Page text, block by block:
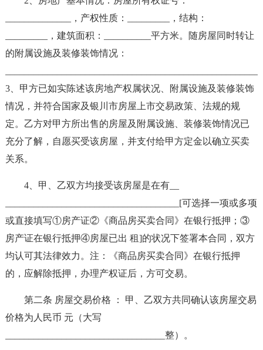
______________，产权性质：_________，结构：
_________，建筑面积：__________平方米。随房屋同时转让
的附属设施及装修装饰情况：
3、甲方已如实陈述该房地产权属状况、附属设施及装修装饰
情况，并符合国家及银川市房屋上市交易政策、法规的规
定。乙方对甲方所出售的房屋及附属设施、装修装饰情况已
充分了解，自愿买受该房屋，并支付给甲方定金以确立买卖
关系。
4、甲、乙双方均接受该房屋是在有__
_____________________________________[可选择一项或多项
或直接填写①房产证②《商品房买卖合同》在银行抵押；③
房产证在银行抵押④房屋已出 租]的状况下签署本合同，双方
均认可其法律效力。注：《商品房买卖合同》在银行抵押
的，应解除抵押，办理产权证后，方可交易。
第二条 房屋交易价格 ： 甲、乙双方共同确认该房屋交易
价格为人民币 元（大写
__________________________________整）。